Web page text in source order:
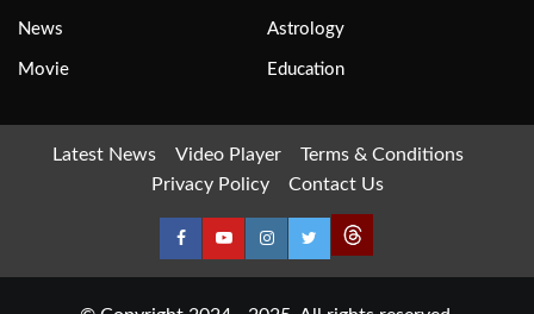
News Astrology
Movie Education
Latest News Video Player
Terms & Conditions
Privacy Policy
Contact Us